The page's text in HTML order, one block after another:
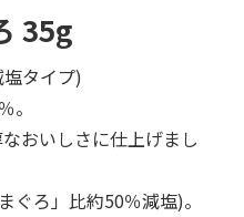
35g
タイプ)
。
おいしさに仕上げまし
ぐろ」比約50％減塩)。